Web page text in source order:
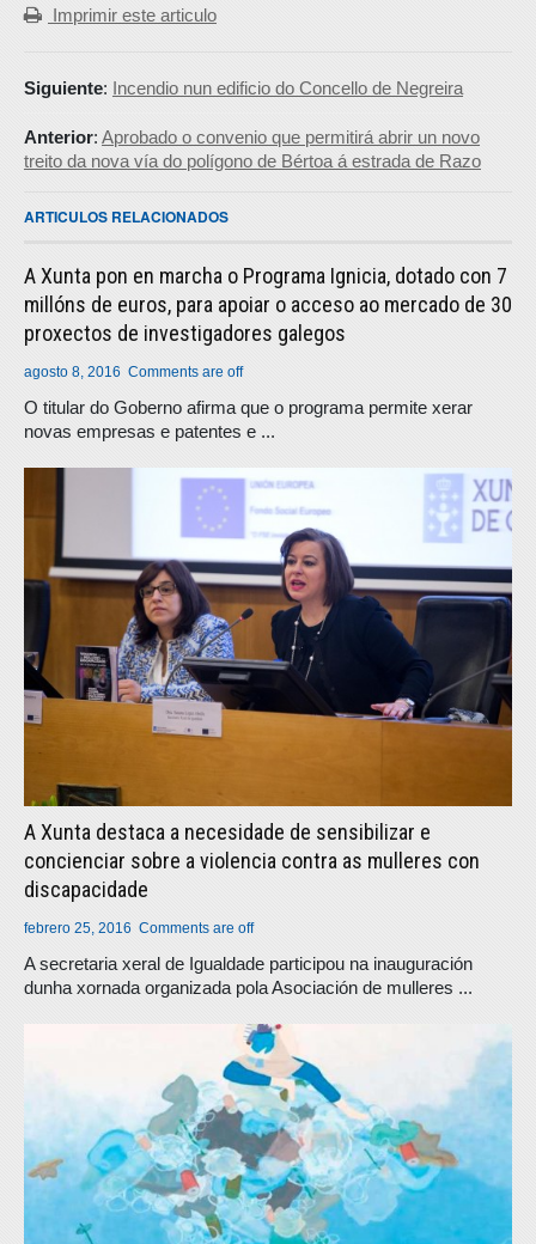
Imprimir este articulo
Siguiente: Incendio nun edificio do Concello de Negreira
Anterior: Aprobado o convenio que permitirá abrir un novo
treito da nova vía do polígono de Bértoa á estrada de Razo
ARTICULOS RELACIONADOS
A Xunta pon en marcha o Programa Ignicia, dotado con 7
millóns de euros, para apoiar o acceso ao mercado de 30
proxectos de investigadores galegos
agosto 8, 2016 Comments are off
O titular do Goberno afirma que o programa permite xerar
novas empresas e patentes e ...
A Xunta destaca a necesidade de sensibilizar e
concienciar sobre a violencia contra as mulleres con
discapacidade
febrero 25, 2016 Comments are off
A secretaria xeral de Igualdade participou na inauguración
dunha xornada organizada pola Asociación de mulleres ...